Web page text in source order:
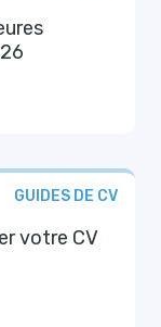
GUIDES DE CV
votre CV